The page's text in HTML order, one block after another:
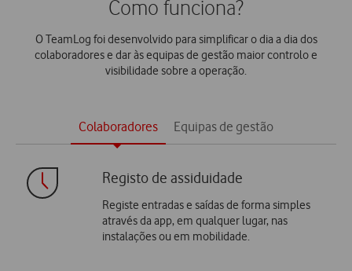
Como funciona?
O TeamLog foi desenvolvido para simplificar o dia a dia dos
colaboradores e dar às equipas de gestão maior controlo e
visibilidade sobre a operação.
Colaboradores Equipas de gestão
Registo de assiduidade
Registe entradas e saídas de forma simples
através da app, em qualquer lugar, nas
instalações ou em mobilidade.